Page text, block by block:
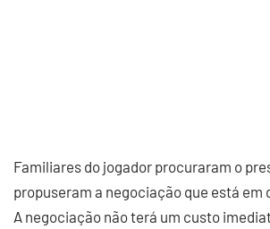
Familiares do jogador procuraram o
propuseram a negociação que está em
A negociação não terá um custo